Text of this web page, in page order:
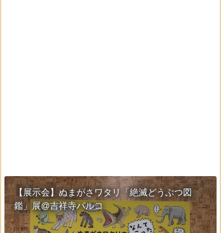
【展示会】ぬまがさワタリ「絶滅どうぶつ図
鑑」展@吉祥寺パルコ